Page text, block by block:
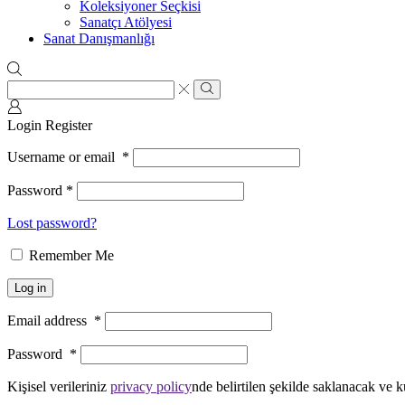
Koleksiyoner Seçkisi
Sanatçı Atölyesi
Sanat Danışmanlığı
Search
input
Search
Login Register
Username or email *
Password *
Lost password?
Remember Me
Log in
Email address *
Password *
Kişisel verileriniz privacy policynde belirtilen şekilde saklanacak ve